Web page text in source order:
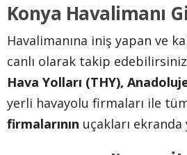
Konya Havalimanı
Havalimanına iniş yapan ve
canlı olarak takip
Hava Yolları (THY),
yerli havayolu firmaları ile
firmalarının uçakları ekranda